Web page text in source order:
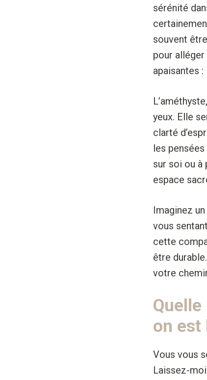
sérénité
souvent
pour
apaisantes :
yeux. Elle
clarté
les
sur soi ou à
espace
Imaginez
vous
cette
être
votre
on est
Vous vous
Laissez-